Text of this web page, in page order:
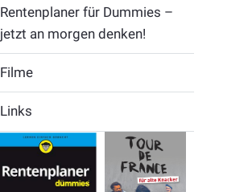
Rentenplaner für Dummies –
jetzt an morgen denken!
Filme
Links